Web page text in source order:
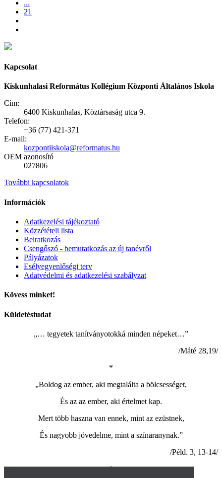
...
21
Kapcsolat
Kiskunhalasi Református Kollégium Központi Általános Iskola
Cím:
6400 Kiskunhalas, Köztársaság utca 9.
Telefon:
+36 (77) 421-371
E-mail:
kozpontiiskola@reformatus.hu
OEM azonosító
027806
További kapcsolatok
Információk
Adatkezelési tájékoztató
Közzétételi lista
Beiratkozás
Csengőszó - bemutatkozás az új tanévről
Pályázatok
Esélyegyenlőségi terv
Adatvédelmi és adatkezelési szabályzat
Kövess minket!
Küldetéstudat
„… tegyetek tanítványotokká minden népeket…”
/Máté 28,19/
*
„Boldog az ember, aki megtalálta a bölcsességet,
És az az ember, aki értelmet kap.
Mert több haszna van ennek, mint az ezüstnek,
És nagyobb jövedelme, mint a színaranynak.”
/Péld. 3, 13-14/
*